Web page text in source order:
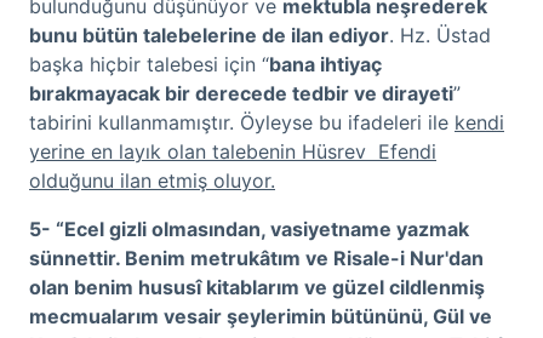
bulunduğunu düşünüyor ve mektubla neşrederek
bunu bütün talebelerine de ilan ediyor. Hz. Üstad
başka hiçbir talebesi için “bana ihtiyaç
bırakmayacak bir derecede tedbir ve dirayeti”
tabirini kullanmamıştır. Öyleyse bu ifadeleri ile kendi
yerine en layık olan talebenin Hüsrev Efendi
olduğunu ilan etmiş oluyor.
5- “Ecel gizli olmasından, vasiyetname yazmak
sünnettir. Benim metrukâtım ve Risale-i Nur'dan
olan benim hususî kitablarım ve güzel cildlenmiş
mecmualarım vesair şeylerimin bütününü, Gül ve